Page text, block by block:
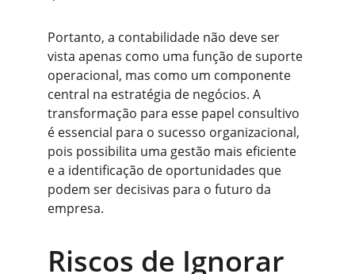
Portanto, a contabilidade não deve ser
vista apenas como uma função de suporte
operacional, mas como um componente
central na estratégia de negócios. A
transformação para esse papel consultivo
é essencial para o sucesso organizacional,
pois possibilita uma gestão mais eficiente
e a identificação de oportunidades que
podem ser decisivas para o futuro da
empresa.
Riscos de Ignorar